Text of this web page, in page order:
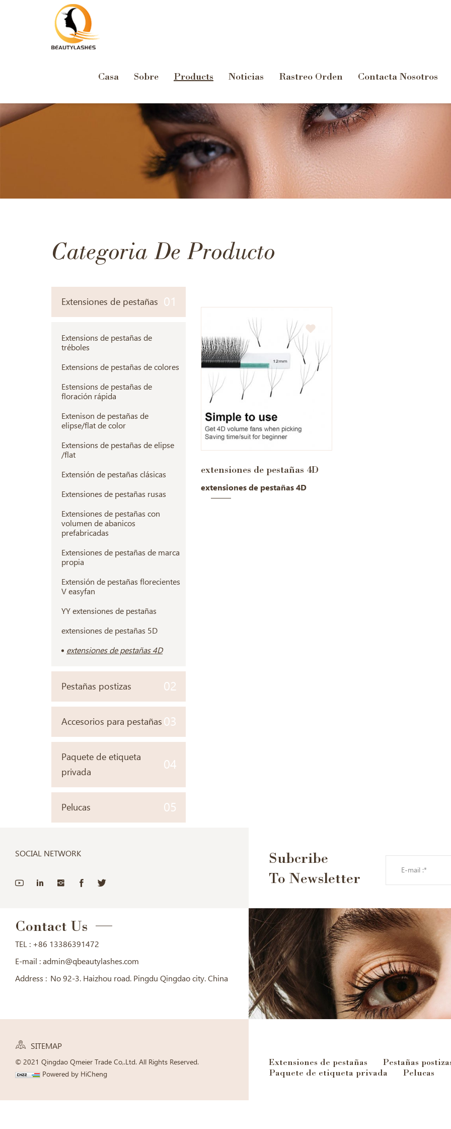
Casa Sobre Products Noticias Rastreo Orden Contacta Nosotros
Categoria De Producto
Extensiones de pestañas 01
Extensions de pestañas de
tréboles
Extensions de pestañas de colores
Estensions de pestañas de
floración rápida
Extenison de pestañas de
elipse/flat de color
Extensions de pestañas de elipse
/flat
Extensión de pestañas clásicas
Extensiones de pestañas rusas
Extensiones de pestañas con
volumen de abanicos
prefabricadas
Extensiones de pestañas de marca
propia
Extensión de pestañas florecientes
V easyfan
YY extensiones de pestañas
extensiones de pestañas 5D
extensiones de pestañas 4D
Pestañas postizas 02
Accesorios para pestañas 03
Paquete de etiqueta
privada
04
Pelucas 05
extensiones de pestañas 4D
extensiones de pestañas 4D
SOCIAL NETWORK
Contact Us
TEL : +86 13386391472
E-mail : admin@qbeautylashes.com
Address : No 92-3. Haizhou road. Pingdu Qingdao city. China
SITEMAP
© 2021 Qingdao Qmeier Trade Co,.Ltd. All Rights Reserved.
Powered by HiCheng
Subcribe
To Newsletter
Extensiones de pestañas
Pestañas
Paquete de etiqueta privada
Pelucas